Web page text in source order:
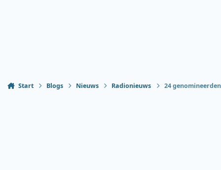
Start Blogs Nieuws Radionieuws 24